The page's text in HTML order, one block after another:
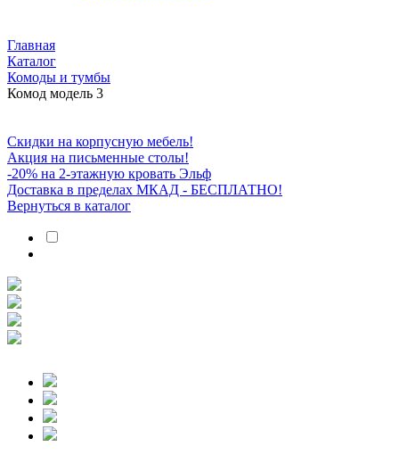
Главная
Каталог
Комоды и тумбы
Комод модель 3
Скидки на корпусную мебель!
Акция на письменные столы!
-20% на 2-этажную кровать Эльф
Доставка в пределах МКАД - БЕСПЛАТНО!
Вернуться в каталог